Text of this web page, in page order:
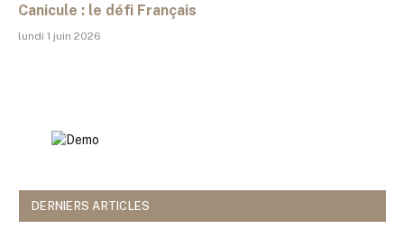
Canicule : le défi Français
lundi 1 juin 2026
DERNIERS ARTICLES